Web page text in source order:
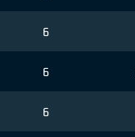
6
6
6